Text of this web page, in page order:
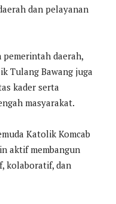
dan pelayanan
pemerintah daerah,
Tulang Bawang juga
kader serta
masyarakat.
Katolik Komcab
aktif membangun
kolaboratif, dan